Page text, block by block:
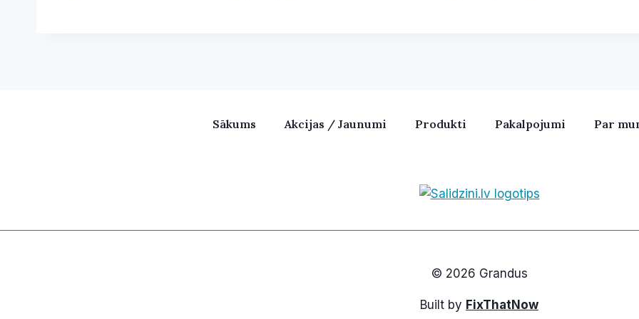
Sākums Akcijas / Jaunumi Produkti Pakalpojumi Par
© 2026 Grandus
Built by FixThatNow